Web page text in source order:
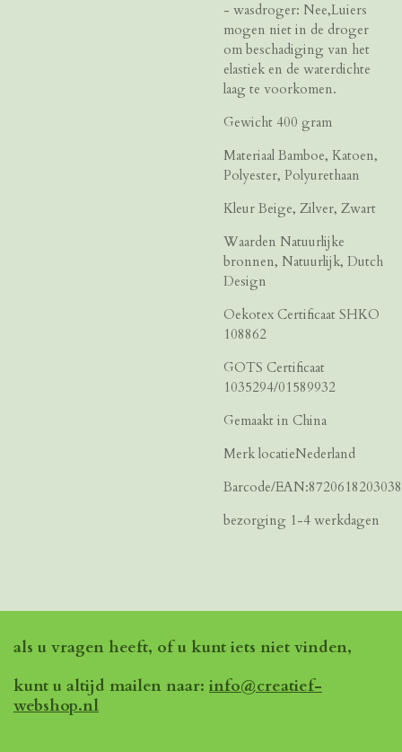
- wasdroger: Nee,Luiers
mogen niet in de droger
om beschadiging van het
elastiek en de waterdichte
laag te voorkomen.
Gewicht 400 gram
Materiaal Bamboe, Katoen,
Polyester, Polyurethaan
Kleur Beige, Zilver, Zwart
Waarden Natuurlijke
bronnen, Natuurlijk, Dutch
Design
Oekotex Certificaat SHKO
108862
GOTS Certificaat
1035294/01589932
Gemaakt in China
Merk locatieNederland
Barcode/EAN:8720618203038
bezorging 1-4 werkdagen
als u vragen heeft, of u kunt iets niet vinden,
kunt u altijd mailen naar: info@creatief-
webshop.nl